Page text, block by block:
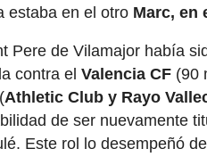
estaba en el otro Marc, en
Pere de Vilamajor había
contra el Valencia CF (90
Athletic Club y Rayo
de ser nuevamente
Este rol lo desempeñó